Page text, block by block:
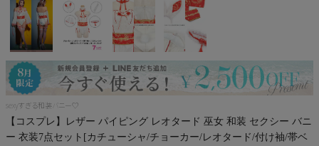
サンタ
コスプレ小物
sexyすぎる和装バニー♡
【コスプレ】レザー パイピング レオタード 巫女 和装 セクシー バニ
ー 衣装7点セット[カチューシャ/チョーカー/レオタード/付け袖/帯ベ